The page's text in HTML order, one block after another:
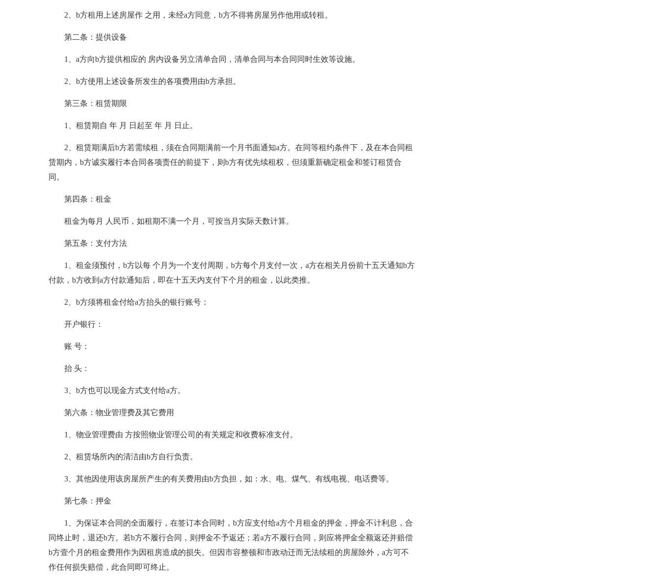
2、b方租用上述房屋作 之用，未经a方同意，b方不得将房屋另作他用或转租。
第二条：提供设备
1、a方向b方提供相应的 房内设备另立清单合同，清单合同与本合同同时生效等设施。
2、b方使用上述设备所发生的各项费用由b方承担。
第三条：租赁期限
1、租赁期自 年 月 日起至 年 月 日止。
2、租赁期满后b方若需续租，须在合同期满前一个月书面通知a方。在同等租约条件下，及在本合同租
赁期内，b方诚实履行本合同各项责任的前提下，则b方有优先续租权，但须重新确定租金和签订租赁合
同。
第四条：租金
租金为每月 人民币，如租期不满一个月，可按当月实际天数计算。
第五条：支付方法
1、租金须预付，b方以每 个月为一个支付周期，b方每个月支付一次，a方在相关月份前十五天通知b方
付款，b方收到a方付款通知后，即在十五天内支付下个月的租金，以此类推。
2、b方须将租金付给a方抬头的银行账号：
开户银行：
账 号：
抬 头：
3、b方也可以现金方式支付给a方。
第六条：物业管理费及其它费用
1、物业管理费由 方按照物业管理公司的有关规定和收费标准支付。
2、租赁场所内的清洁由b方自行负责。
3、其他因使用该房屋所产生的有关费用由b方负担，如：水、电、煤气、有线电视、电话费等。
第七条：押金
1、为保证本合同的全面履行，在签订本合同时，b方应支付给a方个月租金的押金，押金不计利息，合
同终止时，退还b方。若b方不履行合同，则押金不予返还；若a方不履行合同，则应将押金全额返还并赔偿
b方壹个月的租金费用作为因租房造成的损失。但因市容整顿和市政动迁而无法续租的房屋除外，a方可不
作任何损失赔偿，此合同即可终止。